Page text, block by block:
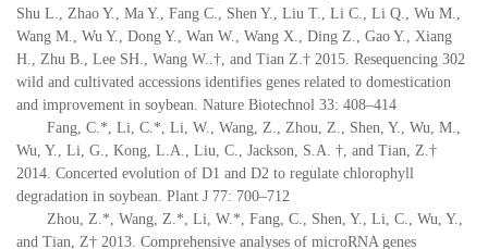
Shu L., Zhao Y., Ma Y., Fang C., Shen Y., Liu T., Li C., Li Q., Wu M.,
Wang M., Wu Y., Dong Y., Wan W., Wang X., Ding Z., Gao Y., Xiang
H., Zhu B., Lee SH., Wang W..†, and Tian Z.† 2015. Resequencing 302
wild and cultivated accessions identifies genes related to domestication
and improvement in soybean. Nature Biotechnol 33: 408–414
Fang, C.*, Li, C.*, Li, W., Wang, Z., Zhou, Z., Shen, Y., Wu, M.,
Wu, Y., Li, G., Kong, L.A., Liu, C., Jackson, S.A. †, and Tian, Z.†
2014. Concerted evolution of D1 and D2 to regulate chlorophyll
degradation in soybean. Plant J 77: 700–712
Zhou, Z.*, Wang, Z.*, Li, W.*, Fang, C., Shen, Y., Li, C., Wu, Y.,
and Tian, Z† 2013. Comprehensive analyses of microRNA genes